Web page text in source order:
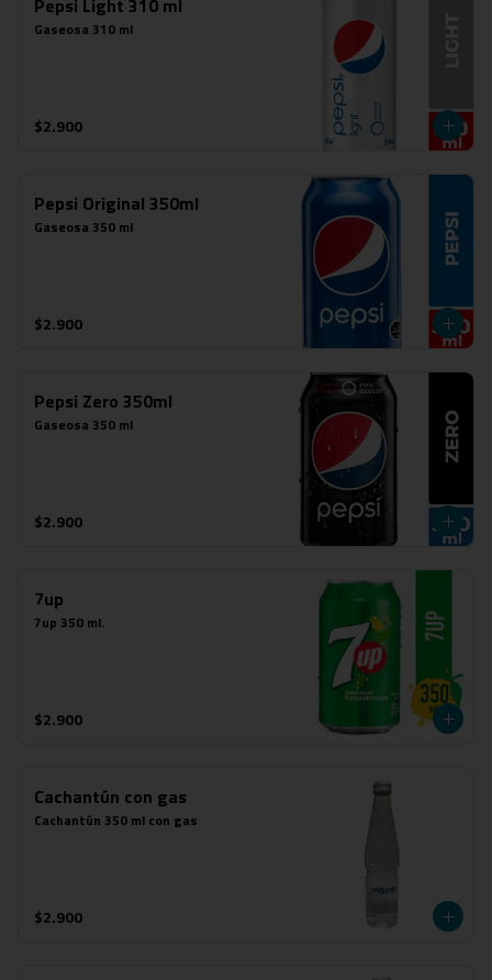
Pepsi Light 310 ml
Gaseosa 310 ml
$2.900
Pepsi Original 350ml
Gaseosa 350 ml
$2.900
Pepsi Zero 350ml
Gaseosa 350 ml
$2.900
7up
7up 350 ml.
$2.900
Cachantún con gas
Cachantún 350 ml con gas
$2.900